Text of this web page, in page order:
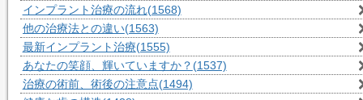
インプラント治療の流れ(1568)
他の治療法との違い(1563)
最新インプラント治療(1555)
あなたの笑顔、輝いていますか？ (1537)
治療の術前、術後の注意点(1494)